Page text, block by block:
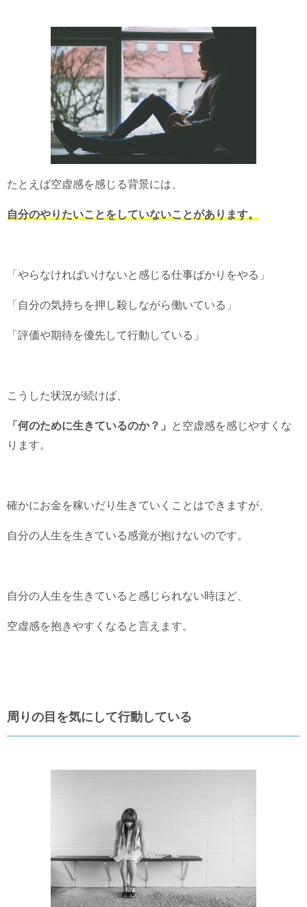
たとえば空虚感を感じる背景には、
自分のやりたいことをしていないことがあります。
「やらなければいけないと感じる仕事ばかりをやる」
「自分の気持ちを押し殺しながら働いている」
「評価や期待を優先して行動している」
こうした状況が続けば、
「何のために生きているのか？」
と空虚感を感じやすくな
ります。
確かにお金を稼いだり生きていくことはできますが、
自分の人生を生きている感覚が抱けないのです。
自分の人生を生きていると感じられない時ほど、
空虚感を抱きやすくなると言えます。
周りの目を気にして行動している